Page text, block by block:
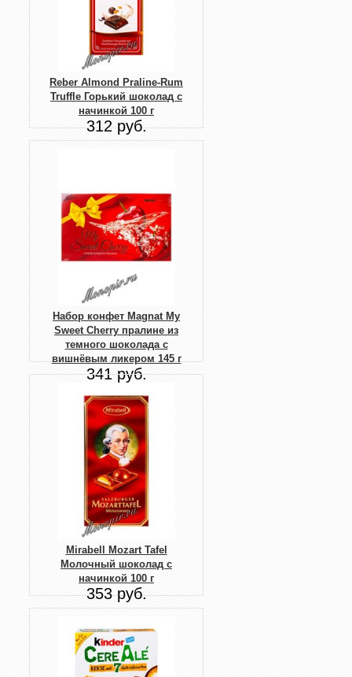
Reber Almond Praline-Rum
Truffle Горький шоколад с
начинкой 100 г
312 руб.
Набор конфет Magnat My
Sweet Cherry пралине из
темного шоколада с
вишнёвым ликером 145 г
341 руб.
Mirabell Mozart Tafel
Молочный шоколад с
начинкой 100 г
353 руб.